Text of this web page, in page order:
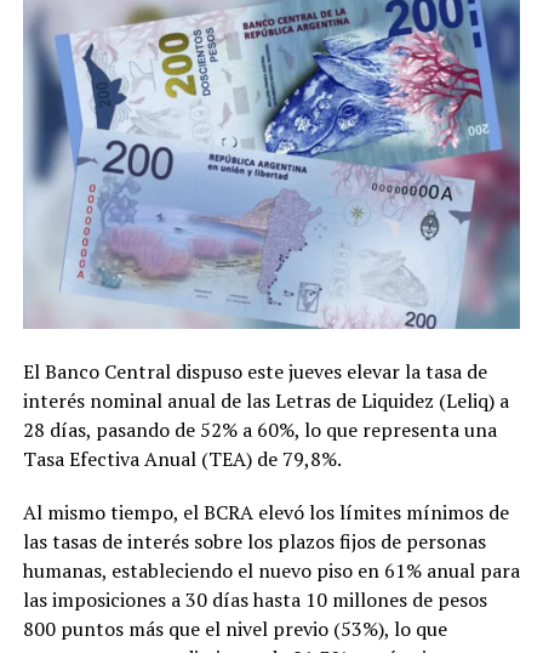
El Banco Central dispuso este jueves elevar la tasa de
interés nominal anual de las Letras de Liquidez (Leliq) a
28 días, pasando de 52% a 60%, lo que representa una
Tasa Efectiva Anual (TEA) de 79,8%.
Al mismo tiempo, el BCRA elevó los límites mínimos de
las tasas de interés sobre los plazos fijos de personas
humanas, estableciendo el nuevo piso en 61% anual para
las imposiciones a 30 días hasta 10 millones de pesos
800 puntos más que el nivel previo (53%), lo que